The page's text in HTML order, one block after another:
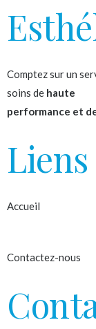
Comptez sur un
soins de haute
performance et
Accueil
Contactez-nous